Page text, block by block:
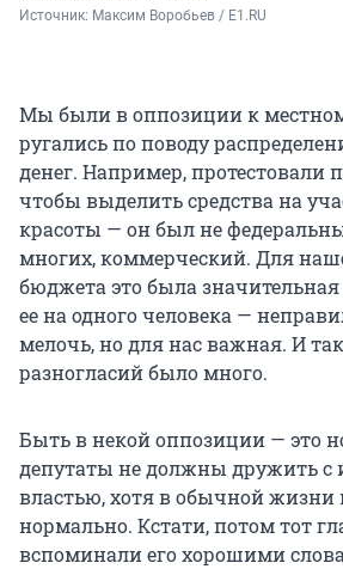
Источник: Максим Воробьев / E1.RU
Мы были в оппозиции к
ругались по поводу
денег. Например, протестовали
чтобы выделить средства на
красоты — он был не
многих, коммерческий. Для
бюджета это была
ее на одного человека —
мелочь, но для нас важная. И
разногласий было много.
Быть в некой оппозиции — это
депутаты не должны дружить с
властью, хотя в обычной
нормально. Кстати, потом тот
вспоминали его хорошими